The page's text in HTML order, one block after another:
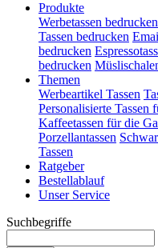
Produkte
Werbetassen bedrucken
Tassen bedrucken
bedrucken
bedrucken
Themen
Werbeartikel Tassen
Personalisierte Tassen
Kaffeetassen für die
Porzellantassen
Tassen
Ratgeber
Bestellablauf
Unser Service
Suchbegriffe